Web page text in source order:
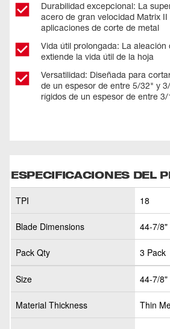
Durabilidad excepcional: La
acero de gran velocidad Matrix
aplicaciones de corte de metal
Vida útil prolongada: La
extiende la vida útil de la hoja
Versatilidad: Diseñada para
de un espesor de entre 5/32" y
rígidos de un espesor de entre
ESPECIFICACIONES DEL
TPI 18
Blade Dimensions 44-7/8"
Pack Qty 3 Pack
Size 44-7/8"
Material Thickness Thin